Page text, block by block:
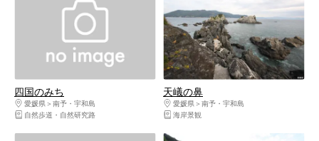
四国のみち
愛媛県
南予・宇和島
自然歩道・自然研究路
天嶬の鼻
愛媛県
南予・宇和島
海岸景観